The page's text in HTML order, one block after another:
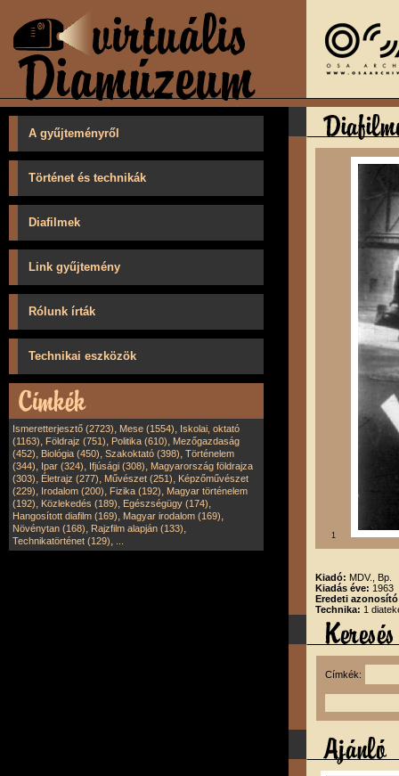
A gyűjteményről
Történet és technikák
Diafilmek
Link gyűjtemény
Rólunk írták
Technikai eszközök
Ismeretterjesztő (2723), Mese (1554), Iskolai, oktató
(1163), Földrajz (751), Politika (610), Mezőgazdaság
(452), Biológia (450), Szakoktató (398), Történelem
(344), Ipar (324), Ifjúsági (308), Magyarország földrajza
(303), Életrajz (277), Művészet (251), Képzőművészet
(229), Irodalom (200), Fizika (192), Magyar történelem
(192), Közlekedés (189), Egészségügy (174),
Hangosított diafilm (169), Magyar irodalom (169),
Növénytan (168), Rajzfilm alapján (133),
Technikatörténet (129), 1
Kiadó: MDV., Bp.
Kiadás éve: 1963
Eredeti
Technika: 1
Címkék: